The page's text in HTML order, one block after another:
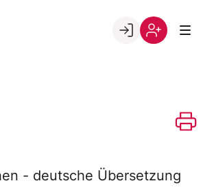
- deutsche Übersetzung